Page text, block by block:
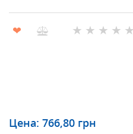
❤ ★ ★ ★ ★ ★
Цена: 766,80 грн